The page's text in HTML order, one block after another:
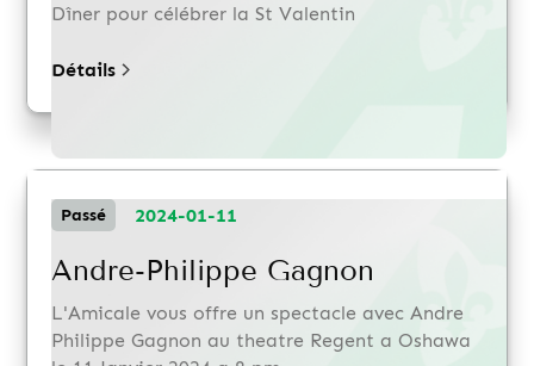
Dîner pour célébrer la St Valentin
Détails
Passé 2024-01-11
Andre-Philippe Gagnon
L'Amicale vous offre un spectacle avec Andre
Philippe Gagnon au theatre Regent a Oshawa